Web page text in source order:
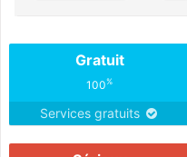
Gratuit
100%
Services gratuits